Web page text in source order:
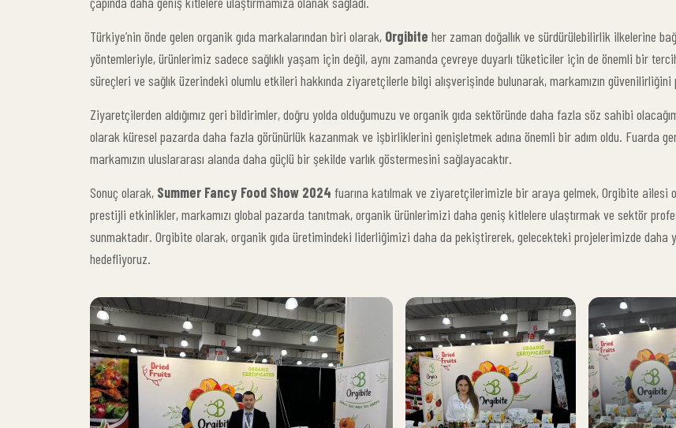
Türkiye’nin önde gelen organik gıda markalarından biri olarak, Orgibite her zaman doğallık ve sürdürülebilirlik ilkelerine
yöntemleriyle, ürünlerimiz sadece sağlıklı yaşam için değil, aynı zamanda çevreye duyarlı tüketiciler için de önemli bir
süreçleri ve sağlık üzerindeki olumlu etkileri hakkında ziyaretçilerle bilgi alışverişinde bulunarak, markamızın
Ziyaretçilerden aldığımız geri bildirimler, doğru yolda olduğumuzu ve organik gıda sektöründe daha fazla söz sahibi
olarak küresel pazarda daha fazla görünürlük kazanmak ve işbirliklerini genişletmek adına önemli bir adım oldu. Fuarda
markamızın uluslararası alanda daha güçlü bir şekilde varlık göstermesini sağlayacaktır.
Sonuç olarak, Summer Fancy Food Show 2024 fuarına katılmak ve ziyaretçilerimizle bir araya gelmek, Orgibite
prestijli etkinlikler, markamızı global pazarda tanıtmak, organik ürünlerimizi daha geniş kitlelere ulaştırmak ve sektör
sunmaktadır. Orgibite olarak, organik gıda üretimindeki liderliğimizi daha da pekiştirerek, gelecekteki projelerimizde daha
hedefliyoruz.